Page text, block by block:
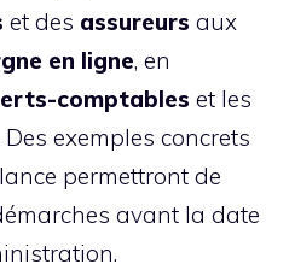
et des assureurs aux
en ligne, en
comptables et les
Des exemples concrets
permettront de
avant la date